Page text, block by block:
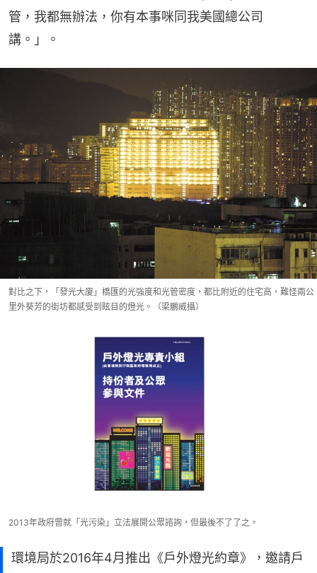
管，我都無辦法，你有本事咪同我美國總公司
講。」。
對比之下，「發光大廈」橋匯的光強度和光管密度，都比附近的住宅高，難怪兩公
里外葵芳的街坊都感受到眩目的燈光。（梁鵬威攝）
2013年政府曾就「光污染」立法展開公眾諮詢，但最後不了了之。
環境局於2016年4月推出《戶外燈光約章》，邀請戶